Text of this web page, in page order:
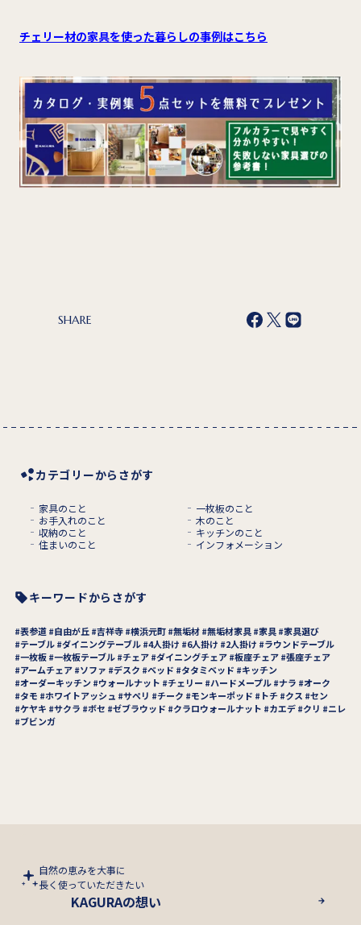
チェリー材の家具を使った暮らしの事例はこちら
SHARE
カテゴリーからさがす
家具のこと
一枚板のこと
お手入れのこと
木のこと
収納のこと
キッチンのこと
住まいのこと
インフォメーション
キーワードからさがす
表参道 自由が丘 吉祥寺 横浜元町 無垢材 無垢材家具 家具
家具選び
テーブル ダイニングテーブル 4人掛け 6人掛け 2人掛け
ラウンドテーブル
一枚板 一枚板テーブル チェア ダイニングチェア 板座チェア 張座チェア
アームチェア
ソファ デスク ベッド タタミベッド
キッチン
オーダーキッチン
ウォールナット チェリー ハードメープル ナラ
オーク
タモ
ホワイトアッシュ サペリ チーク モンキーポッド トチ クス
セン
ケヤキ
サクラ ボセ ゼブラウッド クラロウォールナット カエデ クリ
ニレ
ブビンガ
自然の恵みを大事に
長く使っていただきたい
KAGURAの想い